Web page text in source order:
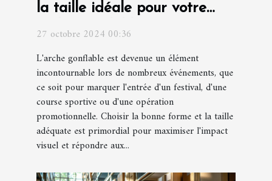
la taille idéale pour votre
arche gonflable
27 octobre 2024 00:36
L'arche gonflable est devenue un élément
incontournable lors de nombreux événements, que
ce soit pour marquer l'entrée d'un festival, d'une
course sportive ou d'une opération
promotionnelle. Choisir la bonne forme et la taille
adéquate est primordial pour maximiser l'impact
visuel et répondre aux...